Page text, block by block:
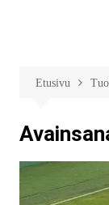
Etusivu